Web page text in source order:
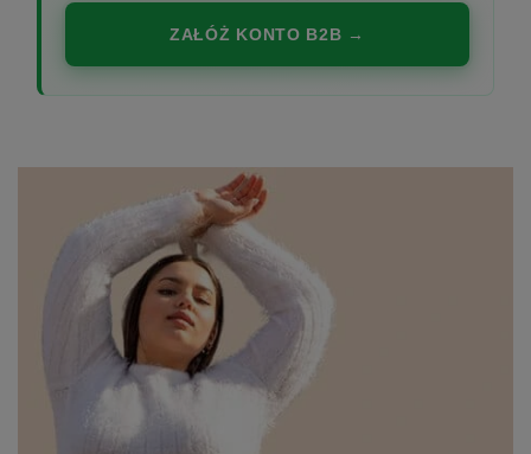
ZAŁÓŻ KONTO B2B →